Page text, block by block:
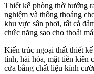
Thiết kế phòng thờ hướng
nghiệm và thông thoáng
khu vực sân phơi, tất cả
chức năng sao cho thoải
Kiến trúc ngoại thất thiết
tính, hài hòa, mặt tiền kiên
cửa bằng chất liệu kính